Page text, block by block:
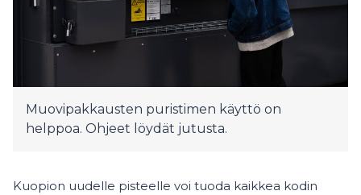
Muovipakkausten puristimen käyttö on
helppoa. Ohjeet löydät jutusta.
Kuopion uudelle pisteelle voi tuoda kaikkea kodin